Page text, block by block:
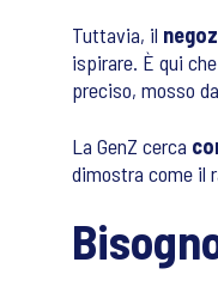
Tuttavia, il
ispirare. È qui
preciso, mosso
La GenZ cerca
dimostra come il